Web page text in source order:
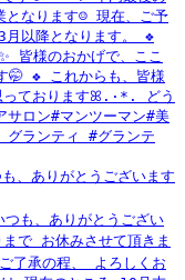
ありがとうございます